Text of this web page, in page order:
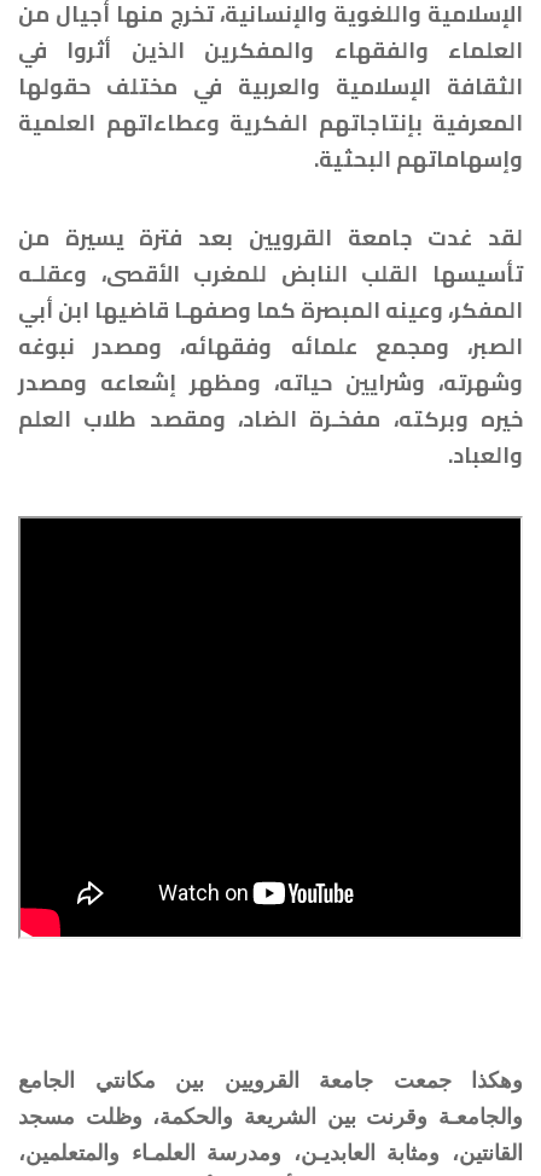
الإسلامية واللغوية والإنسانية، تخرج منها أجيال من
العلماء والفقهاء والمفكرين الذين أثروا في
الثقافة الإسلامية والعربية في مختلف حقولها
المعرفية بإنتاجاتهم الفكرية وعطاءاتهم العلمية
وإسهاماتهم البحثية.
لقد غدت جامعة القرويين بعد فترة يسيرة من
تأسيسها القلب النابض للمغرب الأقصى، وعقلـه
المفكر، وعينه المبصرة كما وصفهـا قاضيها ابن أبي
الصبر، ومجمع علمائه وفقهائه، ومصدر نبوغه
وشهرته، وشرايين حياته، ومظهر إشعاعه ومصدر
خيره وبركته، مفخـرة الضاد، ومقصد طلاب العلم
والعباد.
وهكذا جمعت جامعة القرويين بين مكانتي الجامع
والجامعـة وقرنت بين الشريعة والحكمة، وظلت مسجد
القانتين، ومثابة العابديـن، ومدرسة العلمـاء والمتعلمين،